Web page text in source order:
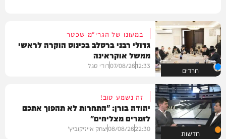
חרדים
במעונו של הגרי"מ שכטר
גדולי רבני ברסלב בכינוס הוקרה לראשי
ממשל אוקראינה
12:33
07/08/26דודי סגל
חדשות
זה נשמע טוב!
יהודה בורן: "התחרות לא תהפוך אתכם
לזמרים מצליחים"
22:30
08/08/26יצחק אייזיקוביץ'